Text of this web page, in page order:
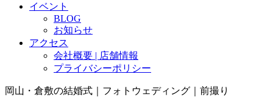
イベント
BLOG
お知らせ
アクセス
会社概要 | 店舗情報
プライバシーポリシー
岡山・倉敷の結婚式｜フォトウェディング｜前撮り